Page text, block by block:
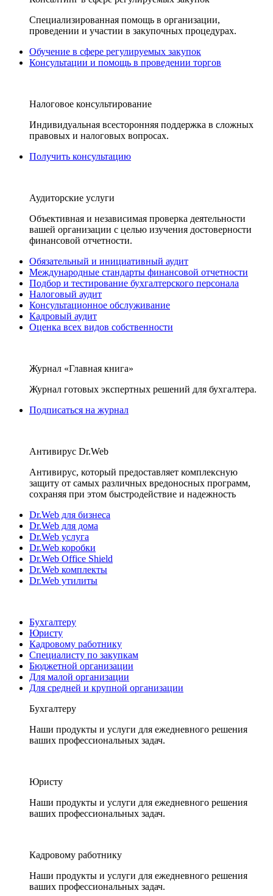
Специализированная помощь в организации,
проведении и участии в закупочных процедурах.
Обучение в сфере регулируемых закупок
Консультации и помощь в проведении торгов
Налоговое консультирование
Индивидуальная всесторонняя поддержка в сложных
правовых и налоговых вопросах.
Получить консультацию
Аудиторские услуги
Объективная и независимая проверка деятельности
вашей организации с целью изучения достоверности
финансовой отчетности.
Обязательный и инициативный аудит
Международные стандарты финансовой отчетности
Подбор и тестирование бухгалтерского персонала
Налоговый аудит
Консультационное обслуживание
Кадровый аудит
Оценка всех видов собственности
Журнал «Главная книга»
Журнал готовых экспертных решений для бухгалтера.
Подписаться на журнал
Антивирус Dr.Web
Антивирус, который предоставляет комплексную
защиту от самых различных вредоносных программ,
сохраняя при этом быстродействие и надежность
Dr.Web для бизнеса
Dr.Web для дома
Dr.Web услуга
Dr.Web коробки
Dr.Web Office Shield
Dr.Web комплекты
Dr.Web утилиты
Бухгалтеру
Юристу
Кадровому работнику
Специалисту по закупкам
Бюджетной организации
Для малой организации
Для средней и крупной организации
Бухгалтеру
Наши продукты и услуги для ежедневного решения
ваших профессиональных задач.
Юристу
Наши продукты и услуги для ежедневного решения
ваших профессиональных задач.
Кадровому работнику
Наши продукты и услуги для ежедневного решения
ваших профессиональных задач.